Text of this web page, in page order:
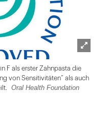
öffnen
F als erster Zahnpasta die
von Sensitivitäten” als auch
Oral Health Foundation